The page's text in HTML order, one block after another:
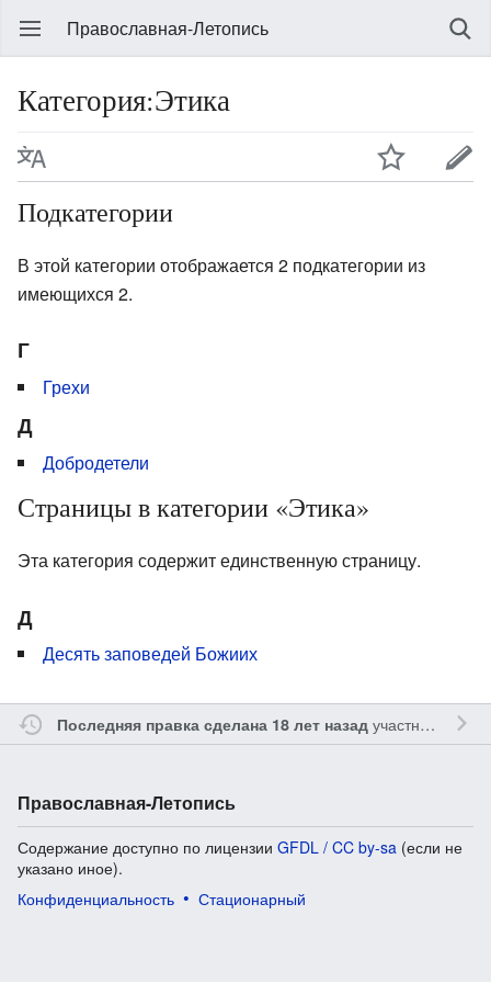
Православная-Летопись
Категория:Этика
Подкатегории
В этой категории отображается 2 подкатегории из
имеющихся 2.
Г
Грехи
Д
Добродетели
Страницы в категории «Этика»
Эта категория содержит единственную страницу.
Д
Десять заповедей Божиих
Последняя правка сделана 18 лет назадучастником
Православная-Летопись
Содержание доступно по лицензии GFDL / CC by-sa (если не
указано иное).
Конфиденциальность
Стационарный